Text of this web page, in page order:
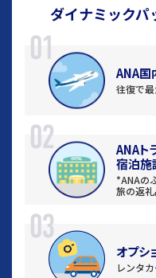
ダイナミックパ
ANA国
往復で
ANAト
宿泊施
*ANAの
旅の返礼
オプシ
レンタ